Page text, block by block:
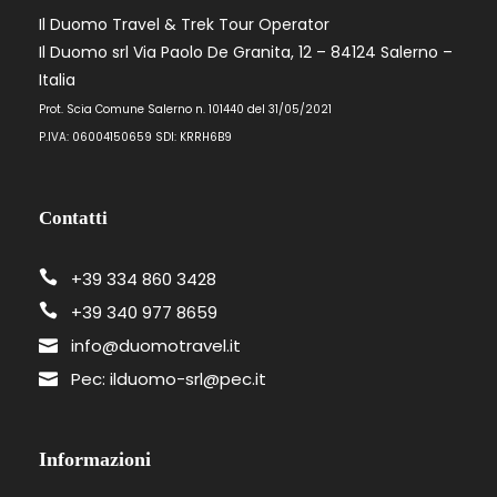
Arrivo e/o Meeting
Aeroporto di Napoli, oppure aeroporto di Catania
per chi viaggerà in autonomia
SERVIZI INCLUSI
all'aeroporto di Catania per il rientro
1 Escursione guidata con Guida
Alpine/Vulcanologica
Il Duomo Travel & Trek Tour Operator
Il Duomo srl Via Paolo De Granita, 12 – 84124 Salerno –
Italia
Prot. Scia Comune Salerno n. 101440 del 31/05/2021
P.IVA: 06004150659 SDI: KRRH6B9
Contatti
+39 334 860 3428
+39 340 977 8659
info@duomotravel.it
Pec: ilduomo-srl@pec.it
Informazioni